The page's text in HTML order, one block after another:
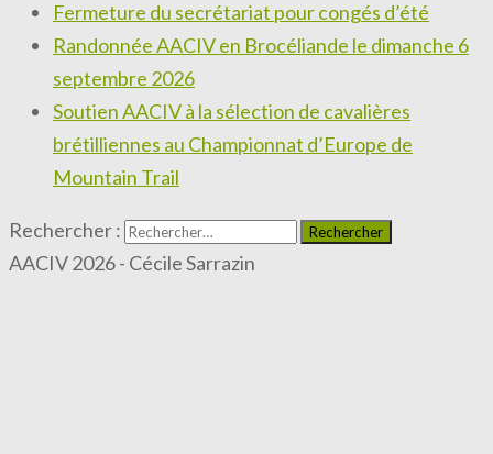
Fermeture du secrétariat pour congés d’été
Randonnée AACIV en Brocéliande le dimanche 6
septembre 2026
Soutien AACIV à la sélection de cavalières
brétilliennes au Championnat d’Europe de
Mountain Trail
Rechercher :
AACIV 2026 - Cécile Sarrazin